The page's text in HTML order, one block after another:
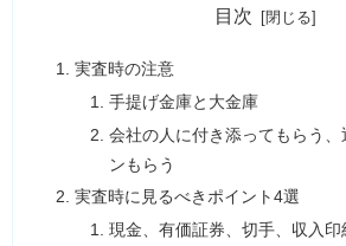
目次
実査時の注意
手提げ金庫と大金庫
会社の人に付き添ってもらう、
ンもらう
実査時に見るべきポイント4選
現金、有価証券、切手、収入